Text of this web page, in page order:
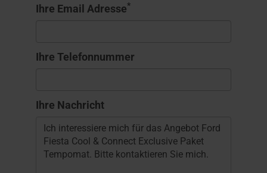
Ihre Email Adresse*
Ihre Telefonnummer
Ihre Nachricht